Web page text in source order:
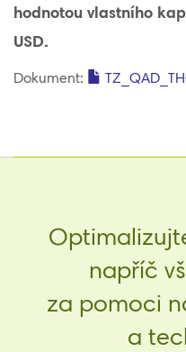
hodnotou vlastního
USD.
Dokument:
napříč
za pomoci
a